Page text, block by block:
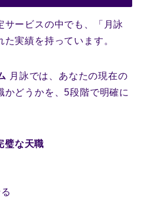
サービスの中でも、「月詠
た実績を持っています。
月詠では、あなたの現在の
どうかを、5段階で明確に
璧な天職